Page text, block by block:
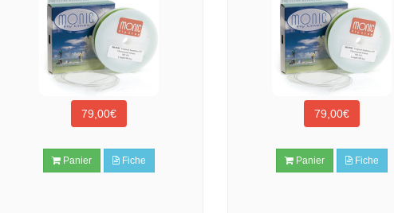
79,00€
Panier Fiche
79,00€
Panier Fiche